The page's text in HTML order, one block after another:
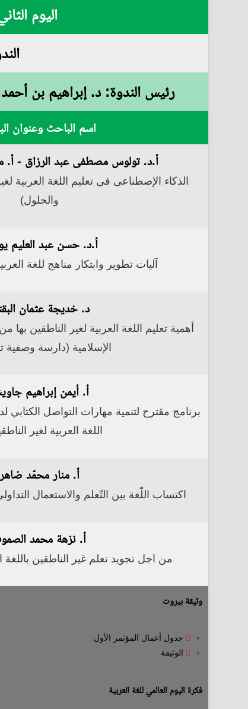
اليوم الثاني الجمعة 11 أكتوبر
الندوة رقم
رئيس الندوة: د. إبراهيم بن
اسم الباحث وعنوان
أ.د. تولوس مصطفى عبد الرزاق -
الذكاء الإصطناعى فى تعليم اللغة العربية
والحلول)
أ.د. حسن عبد العليم
آليات تطوير وابتكار مناهج للغة
د. خديجة عثمان
أهمية تعليم اللغة العربية لغير الناطقين بها
الإسلامية (دارسة وصفية
أ. أيمن إبراهيم
برنامج مقترح لتنمية مهارات التواصل
اللغة العربية لغير
أ. منار محمّد ضاهر
اكتساب اللّغة بين التّعلم والاستعمال
أ. نزهة محمد
من اجل تجويد تعلم غير الناطقين باللغة
وثيقة بيروت
جدول أعمال المؤتمر الأول
الوثيقة
فكرة اليوم العالمي للغة العربية